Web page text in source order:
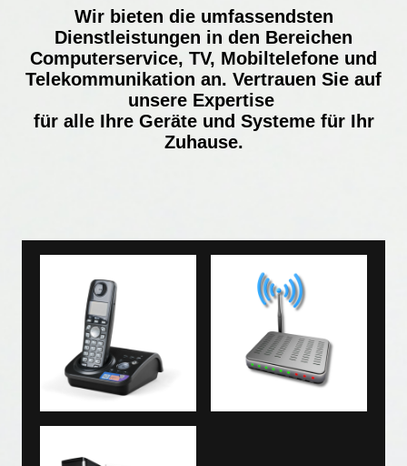
Wir bieten die umfassendsten
Dienstleistungen in den Bereichen
Computerservice, TV, Mobiltelefone und
Telekommunikation an. Vertrauen Sie auf
unsere Expertise
für alle Ihre Geräte und Systeme für Ihr
Zuhause.